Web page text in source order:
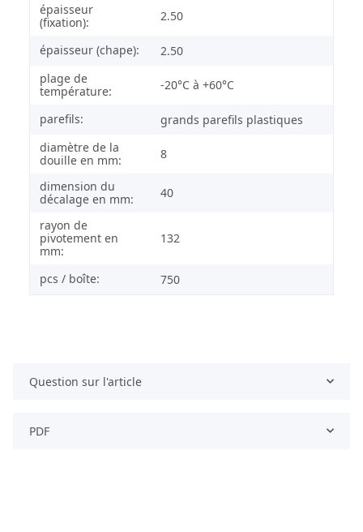
épaisseur
(fixation):
2.50
épaisseur (chape):
2.50
plage de
température:
-20°C à +60°C
parefils:
grands parefils plastiques
diamètre de la
douille en mm:
8
dimension du
décalage en mm:
40
rayon de
pivotement en
mm:
132
pcs / boîte: 750
Question sur l'article
PDF